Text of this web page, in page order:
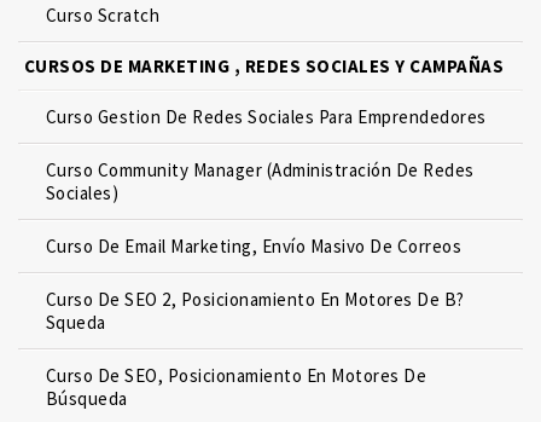
Curso Scratch
CURSOS DE MARKETING , REDES SOCIALES Y CAMPAÑAS
Curso Gestion De Redes Sociales Para Emprendedores
Curso Community Manager (Administración De Redes
Sociales)
Curso De Email Marketing, Envío Masivo De Correos
Curso De SEO 2, Posicionamiento En Motores De B?
Squeda
Curso De SEO, Posicionamiento En Motores De
Búsqueda